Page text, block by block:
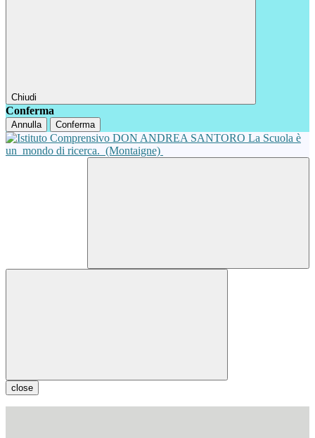
Chiudi
Conferma
Annulla Conferma
La Scuola è
un mondo di ricerca. (Montaigne)
close